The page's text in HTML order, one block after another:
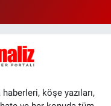
köşe yazıları,